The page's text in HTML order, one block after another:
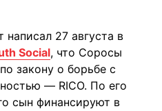
27 августа в
Social, что Соросы
закону о борьбе с
— RICO. По его
сын финансируют в